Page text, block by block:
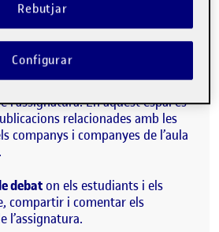
generat automàticament a
l’assignatura. En aquest espai es
relacionades amb les
companys i companyes de l’aula
debaton els estudiants i els
compartir i comentar els
l’assignatura.
Rebutjar
Configurar